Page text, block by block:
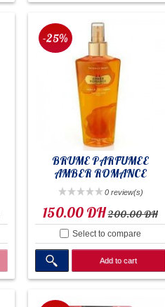
BRUME PARFUMEE
AMBER ROMANCE
0 review(s)
-25%
150.00 DH200.00 DH
Select to compare
Add to cart